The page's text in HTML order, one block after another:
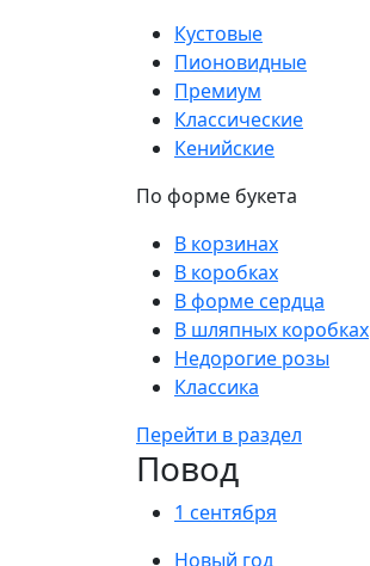
Кустовые
Пионовидные
Премиум
Классические
Кенийские
По форме букета
В корзинах
В коробках
В форме сердца
В шляпных коробках
Недорогие розы
Классика
Перейти в раздел
Повод
1 сентября
Новый год